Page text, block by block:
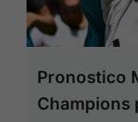
Pronostico
Champions